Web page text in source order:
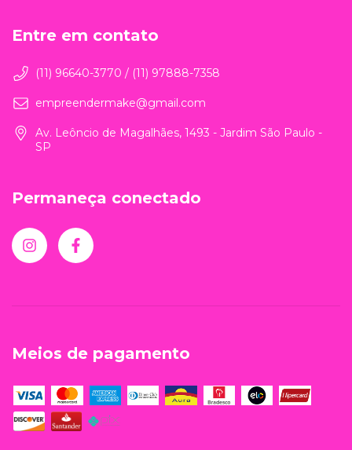
Entre em contato
(11) 96640-3770 / (11) 97888-7358
empreendermake@gmail.com
Av. Leôncio de Magalhães, 1493 - Jardim São Paulo -
SP
Permaneça conectado
Meios de pagamento